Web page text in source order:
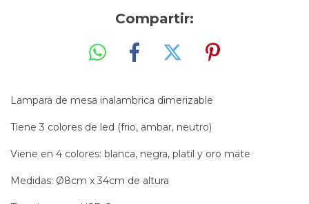
Compartir:
Lampara de mesa inalambrica dimerizable
Tiene 3 colores de led (frio, ambar, neutro)
Viene en 4 colores: blanca, negra, platil y oro mate
Medidas: Ø8cm x 34cm de altura